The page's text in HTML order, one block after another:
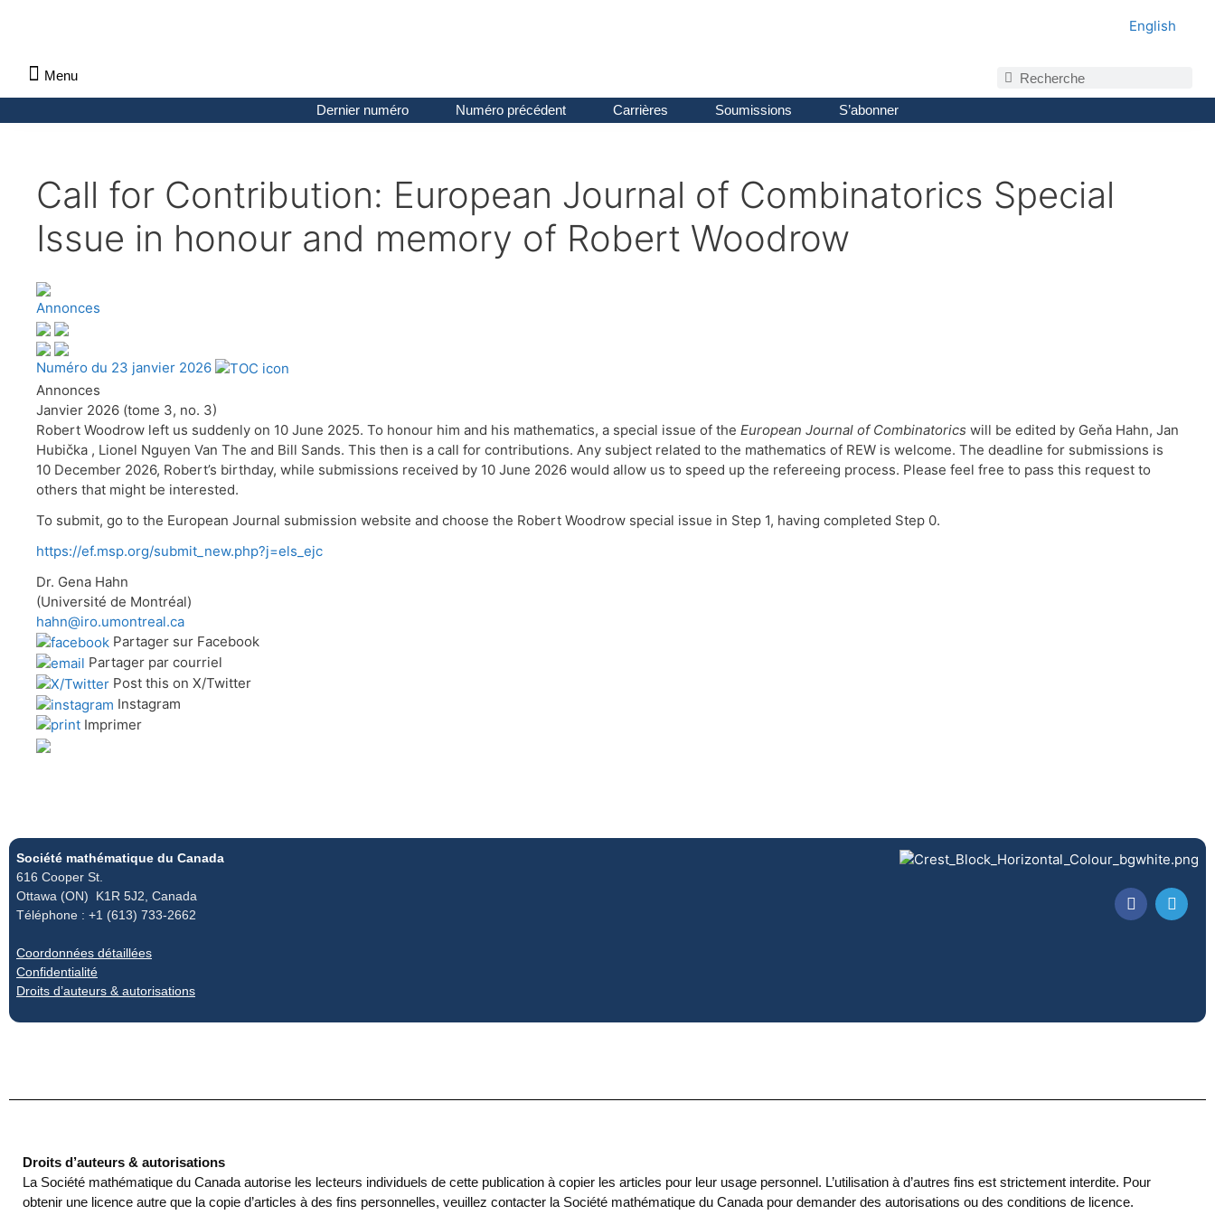
Menu
English
Dernier numéro Numéro précédent Carrières Soumissions S’abonner
Call for Contribution: European Journal of Combinatorics Special
Issue in honour and memory of Robert Woodrow
Annonces
Numéro du 23 janvier 2026
Annonces
Janvier 2026 (tome 3, no. 3)
Robert Woodrow left us suddenly on 10 June 2025. To honour him and his mathematics, a special issue of the European Journal of Combinatorics will be edited by Geňa Hahn, Jan
Hubička , Lionel Nguyen Van The and Bill Sands. This then is a call for contributions. Any subject related to the mathematics of REW is welcome. The deadline for submissions is
10 December 2026, Robert’s birthday, while submissions received by 10 June 2026 would allow us to speed up the refereeing process. Please feel free to pass this request to
others that might be interested.
To submit, go to the European Journal submission website and choose the Robert Woodrow special issue in Step 1, having completed Step 0.
https://ef.msp.org/submit_new.php?j=els_ejc
Dr. Gena Hahn
(Université de Montréal)
hahn@iro.umontreal.ca
Partager sur Facebook
Partager par courriel
Post this on X/Twitter
Instagram
Imprimer
Société mathématique du Canada
616 Cooper St.
Ottawa (ON) K1R 5J2, Canada
Téléphone : +1 (613) 733-2662
Coordonnées détaillées
Confidentialité
Droits d’auteurs & autorisations
Droits d’auteurs & autorisations
La Société mathématique du Canada autorise les lecteurs individuels de cette publication à copier les articles pour leur usage personnel. L’utilisation à d’autres fins est strictement interdite. Pour
obtenir une licence autre que la copie d’articles à des fins personnelles, veuillez contacter la Société mathématique du Canada pour demander des autorisations ou des conditions de licence.